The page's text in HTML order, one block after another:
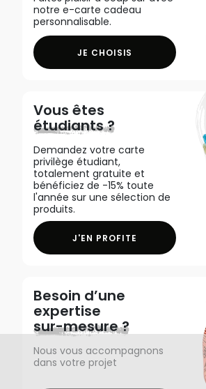
notre e-carte cadeau
personnalisable.
JE CHOISIS
Vous êtes
étudiants ?
Demandez votre carte
privilège étudiant,
totalement gratuite et
bénéficiez de -15% toute
l'année sur une sélection de
produits.
J'EN PROFITE
Besoin d’une
expertise
sur-mesure ?
Nous vous accompagnons
dans votre projet